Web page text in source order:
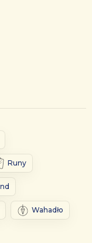
Runy
Wahadło